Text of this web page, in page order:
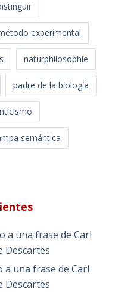
experimental
naturphilosophie
padre de la biología
semántica
a una frase de Carl
Descartes
a una frase de Carl
Descartes